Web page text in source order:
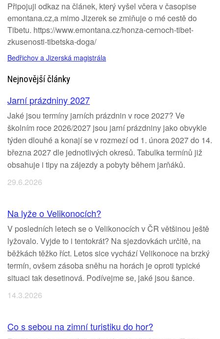
Připojuji odkaz na článek, který vyšel včera v časopise
emontana.cz,a mimo Jizerek se zmiňuje o mé cestě do
Tibetu. https://www.emontana.cz/honza-cernoch-tibet-
zkusenosti-tibetska-doga/
Bedřichov a Jizerská magistrála
Nejnovější články
Jarní prázdniny 2027
Jaké jsou termíny jarních prázdnin v roce 2027? Ve
školním roce 2026/2027 jsou jarní prázdniny jako obvykle
týden dlouhé a konají se v rozmezí od 1. února 2027 do 14.
března 2027 dle jednotlivých okresů. Tabulka termínů již
obsahuje i tipy na zájezdy a pobyty během jarňáků.
29.6.2026
Na lyže o Velikonocích?
V posledních letech se o Velikonocích v ČR většinou ještě
lyžovalo. Vyjde to i tentokrát? Na sjezdovkách určitě, na
běžkách těžko říct. Letos sice vychází Velikonoce na brzký
termín, ovšem zásoba sněhu na horách je oproti typické
situaci tak desetinová. Podívejme se, jaké jsou šance.
14.3.2026
Co s sebou na zimní turistiku do hor?